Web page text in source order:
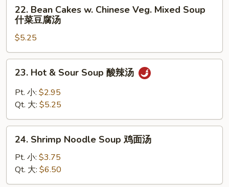
汤
Bean
Cakes
Chinese
Veg.
Mixed
Soup
豆
22. Bean Cakes w. Chinese Veg. Mixed Soup
什菜豆腐汤
$5.25
Hot
Sour
酸
23. Hot & Sour Soup 酸辣汤
Pt. 小: $2.95
Qt. 大: $5.25
Shrimp
Noodle
Soup
鸡
24. Shrimp Noodle Soup 鸡面汤
Pt. 小: $3.75
Qt. 大: $6.50